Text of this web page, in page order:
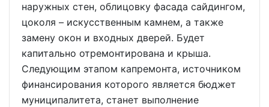
наружных стен, облицовку фасада сайдингом,
цоколя – искусственным камнем, а также
замену окон и входных дверей. Будет
капитально отремонтирована и крыша.
Следующим этапом капремонта, источником
финансирования которого является бюджет
муниципалитета, станет выполнение